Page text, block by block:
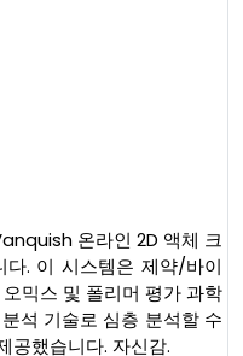
온라인 2D 액체 크
다. 이 시스템은 제약/바이
믹스 및 폴리머 평가 과학
석 기술로 심층 분석할 수
공했습니다. 자신감.